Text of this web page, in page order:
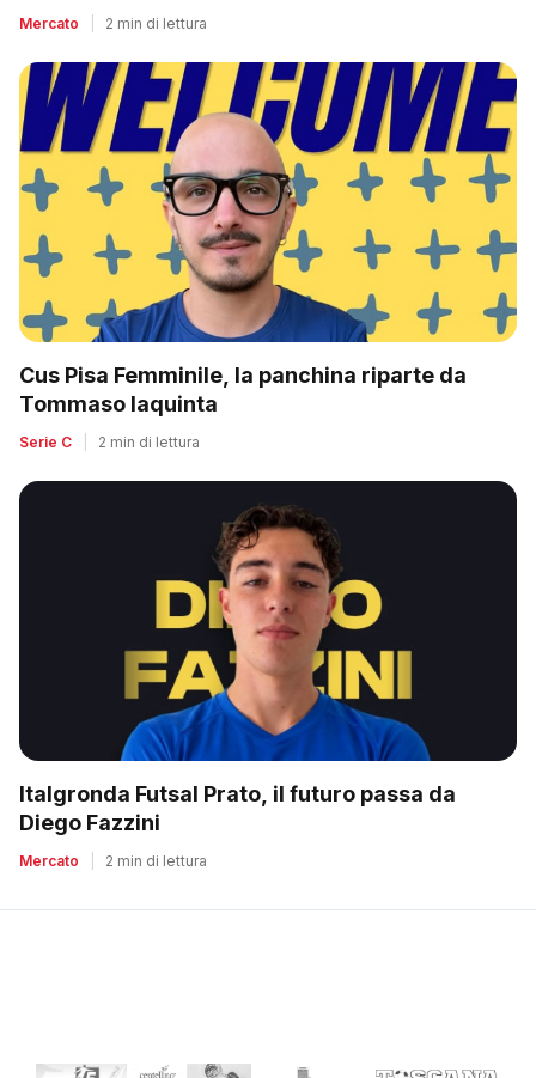
Mercato 2 min di lettura
Cus Pisa Femminile, la panchina riparte da
Tommaso Iaquinta
Serie C 2 min di lettura
Italgronda Futsal Prato, il futuro passa da
Diego Fazzini
Mercato 2 min di lettura